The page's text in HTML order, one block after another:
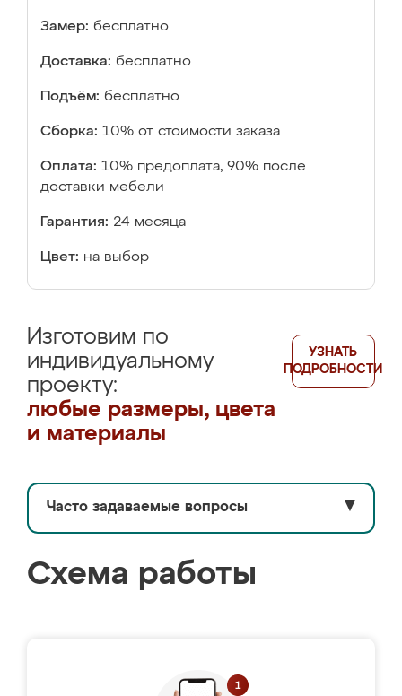
Замер: бесплатно
Доставка: бесплатно
Подъём: бесплатно
Сборка: 10% от стоимости заказа
Оплата: 10% предоплата, 90% после
доставки мебели
Гарантия: 24 месяца
Цвет: на выбор
Изготовим по
индивидуальному
проекту:
любые размеры, цвета
и материалы
УЗНАТЬ
ПОДРОБНОСТИ
Часто задаваемые вопросы ▼
Схема работы